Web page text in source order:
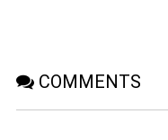
COMMENTS